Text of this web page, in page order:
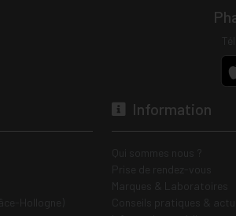
Information